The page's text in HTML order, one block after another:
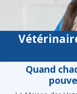
Quand